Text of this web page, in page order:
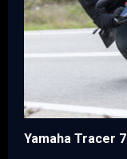
Yamaha Tracer